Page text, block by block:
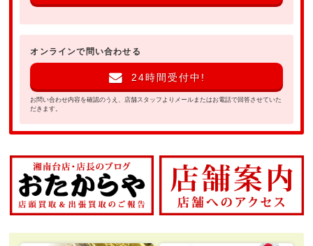
オンラインで問い合わせる
24時間受付中!
お問い合わせ内容を確認のうえ、店舗スタッフよりメールまたはお電話で回答させていた
だきます。